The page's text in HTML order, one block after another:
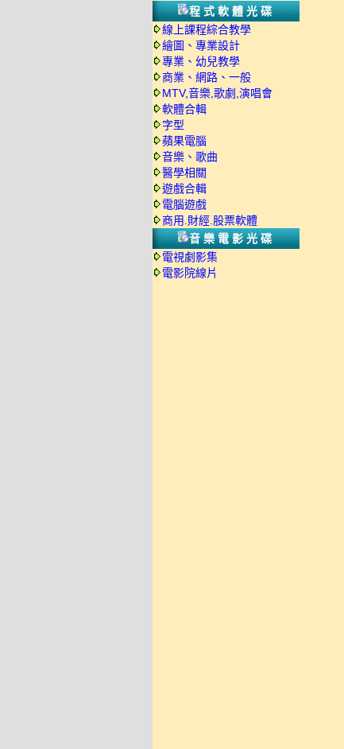
程式軟體光碟
線上課程綜合教學
繪圖、專業設計
專業、幼兒教學
商業、網路、一般
MTV,音樂,歌劇,演唱會
軟體合輯
字型
蘋果電腦
音樂、歌曲
醫學相關
遊戲合輯
電腦遊戲
商用.財經.股票軟體
音樂電影光碟
電視劇影集
電影院線片